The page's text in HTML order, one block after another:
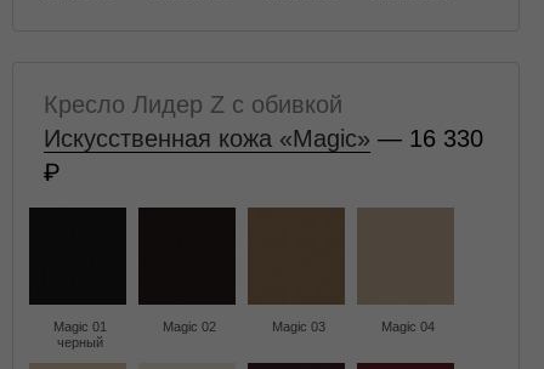
Кресло Лидер Z с обивкой
Искусственная кожа «Magic» — 16 330
Magic 01
черный
Magic 02 Magic 03 Magic 04